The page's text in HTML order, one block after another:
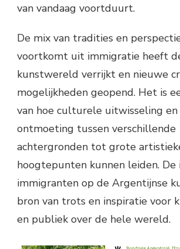
van vandaag voortduurt.
De mix van tradities en
voortkomt uit immigratie heeft
kunstwereld verrijkt en nieuwe
mogelijkheden geopend. Het is
van hoe culturele uitwisseling
ontmoeting tussen verschillende
achtergronden tot grote
hoogtepunten kunnen leiden. De
immigranten op de Argentijnse
bron van trots en inspiratie voor
en publiek over de hele wereld.